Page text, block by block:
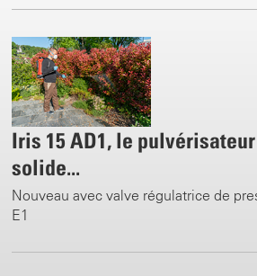
Iris 15 AD1, le
solide...
Nouveau avec valve régulatrice de
E1